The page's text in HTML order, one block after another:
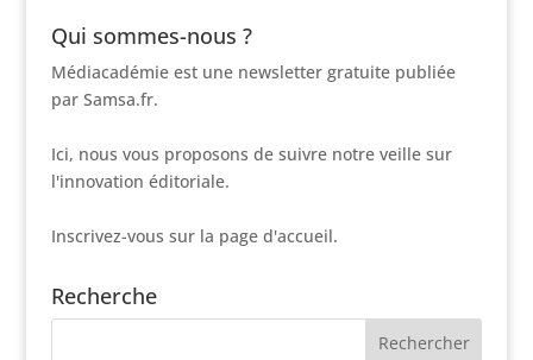
Qui sommes-nous ?
Médiacadémie est une newsletter gratuite publiée
par Samsa.fr.
Ici, nous vous proposons de suivre notre veille sur
l'innovation éditoriale.
Inscrivez-vous sur la page d'accueil.
Recherche